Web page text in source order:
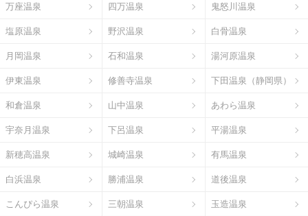
万座温泉 四万温泉 鬼怒川温泉
塩原温泉 野沢温泉 白骨温泉
月岡温泉 石和温泉 湯河原温泉
伊東温泉 修善寺温泉 下田温泉（静岡県）
和倉温泉 山中温泉 あわら温泉
宇奈月温泉 下呂温泉 平湯温泉
新穂高温泉 城崎温泉 有馬温泉
白浜温泉 勝浦温泉 道後温泉
こんぴら温泉 三朝温泉 玉造温泉